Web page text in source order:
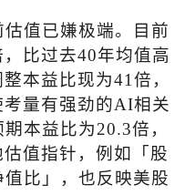
值已嫌极端。目前
，比过去40年均值高
本益比现为41 倍，
考量有强劲的AI相关
本益比为20.3倍，
值指针，例如「股
比」，也反映美股